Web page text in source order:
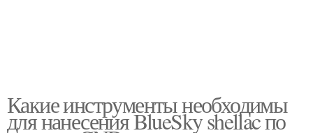
Какие инструменты необходимы
для нанесения BlueSky shellac по